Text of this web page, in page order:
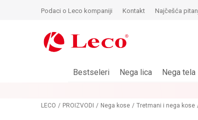
Podaci o Leco kompaniji Kontakt Najčešća
Bestseleri Nega lica Nega tela
LECO PROIZVODI Nega kose Tretmani i nega kose